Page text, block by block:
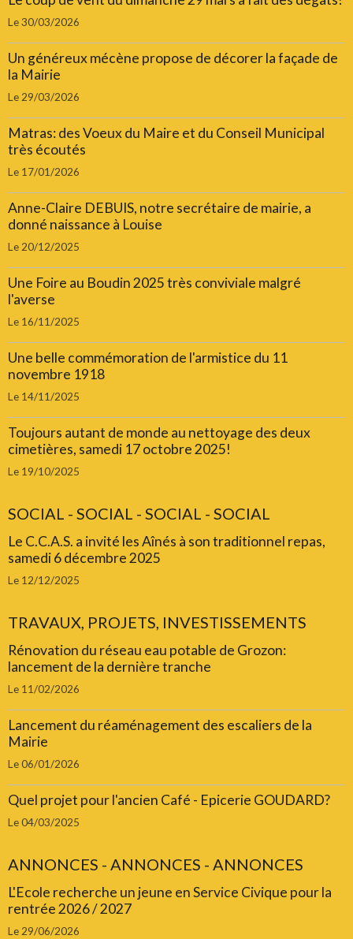
Le 30/03/2026
Un généreux mécène propose de décorer la façade de
la Mairie
Le 29/03/2026
Matras: des Voeux du Maire et du Conseil Municipal
très écoutés
Le 17/01/2026
Anne-Claire DEBUIS, notre secrétaire de mairie, a
donné naissance à Louise
Le 20/12/2025
Une Foire au Boudin 2025 très conviviale malgré
l'averse
Le 16/11/2025
Une belle commémoration de l'armistice du 11
novembre 1918
Le 14/11/2025
Toujours autant de monde au nettoyage des deux
cimetières, samedi 17 octobre 2025!
Le 19/10/2025
SOCIAL - SOCIAL - SOCIAL - SOCIAL
Le C.C.A.S. a invité les Aînés à son traditionnel repas,
samedi 6 décembre 2025
Le 12/12/2025
TRAVAUX, PROJETS, INVESTISSEMENTS
Rénovation du réseau eau potable de Grozon:
lancement de la dernière tranche
Le 11/02/2026
Lancement du réaménagement des escaliers de la
Mairie
Le 06/01/2026
Quel projet pour l'ancien Café - Epicerie GOUDARD?
Le 04/03/2025
ANNONCES - ANNONCES - ANNONCES
L'Ecole recherche un jeune en Service Civique pour la
rentrée 2026 / 2027
Le 29/06/2026